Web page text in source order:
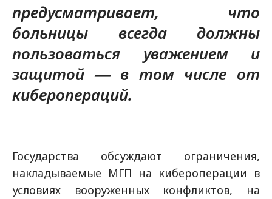
предусматривает, что
больницы всегда должны
пользоваться уважением и
защитой ― в том числе от
киберопераций.
Государства обсуждают ограничения,
накладываемые МГП на кибероперации в
условиях вооруженных конфликтов, на